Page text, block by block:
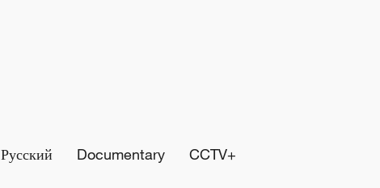
Русский Documentary CCTV+